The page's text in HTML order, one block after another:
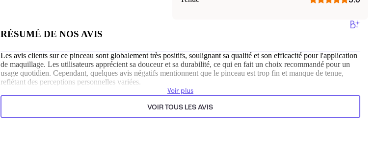
RÉSUMÉ DE NOS AVIS
Les avis clients sur ce pinceau sont globalement très positifs, soulignant sa qualité et son efficacité pour l'application
de maquillage. Les utilisateurs apprécient sa douceur et sa durabilité, ce qui en fait un choix recommandé pour un
usage quotidien. Cependant, quelques avis négatifs mentionnent que le pinceau est trop fin et manque de tenue,
reflétant des perceptions personnelles variées.
Généré par l’IA à partir du texte des commentaires clients.
Voir plus
VOIR TOUS LES AVIS